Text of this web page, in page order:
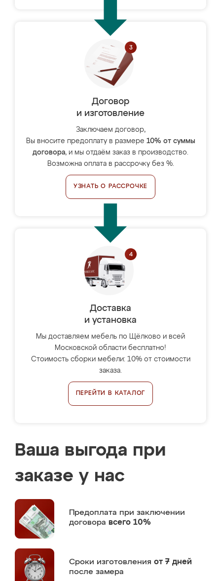
Договор
и изготовление
Заключаем договор,
Вы вносите предоплату в размере 10% от суммы
договора, и мы отдаём заказ в производство.
Возможна оплата в рассрочку без %.
УЗНАТЬ О РАССРОЧКЕ
Доставка
и установка
Мы доставляем мебель по Щёлково и всей
Московской области бесплатно!
Стоимость сборки мебели: 10% от стоимости
заказа.
ПЕРЕЙТИ В КАТАЛОГ
Ваша выгода при
заказе у нас
Предоплата при заключении
договора всего 10%
Сроки изготовления от 7 дней
после замера